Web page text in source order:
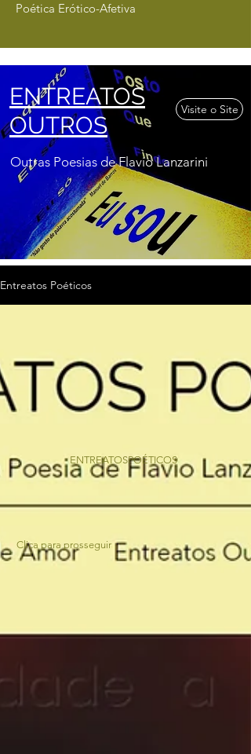
Poética Erótico-Afetiva
ENTREATOS
OUTROS
Visite o Site
Outras Poesias deFlavio Lanzarini
Entreatos Poéticos
Clica para prosseguir
ENTREATOSPOÉTICOS